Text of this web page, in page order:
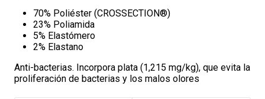
70% Poliéster (CROSSECTION®)
23% Poliamida
5% Elastómero
2% Elastano
Anti-bacterias. Incorpora plata (1,215 mg/kg), que evita la
proliferación de bacterias y los malos olores